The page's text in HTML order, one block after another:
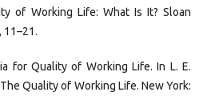
of Working Life: What Is It? Sloan
11–21.
for Quality of Working Life. In L. E.
Quality of Working Life. New York: